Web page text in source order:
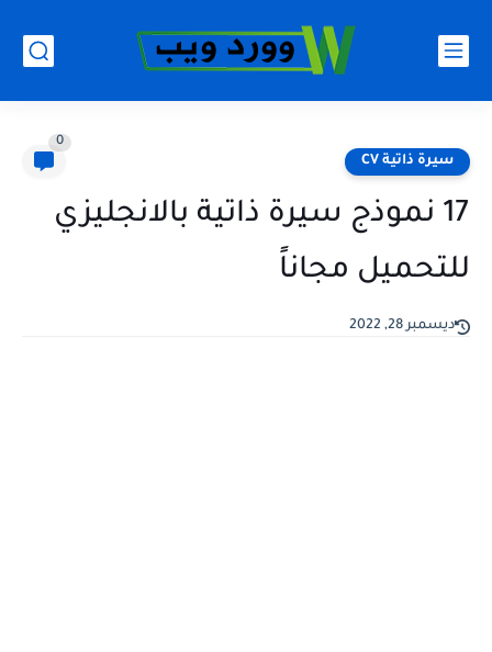
سيرة ذاتية CV
0
17 نموذج سيرة ذاتية بالانجليزي
للتحميل مجاناً
ديسمبر 28, 2022